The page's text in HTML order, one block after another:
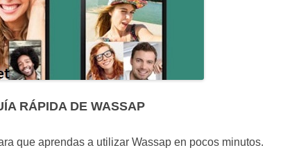
RÁPIDA DE WASSAP
que aprendas a utilizar Wassap en pocos minutos.